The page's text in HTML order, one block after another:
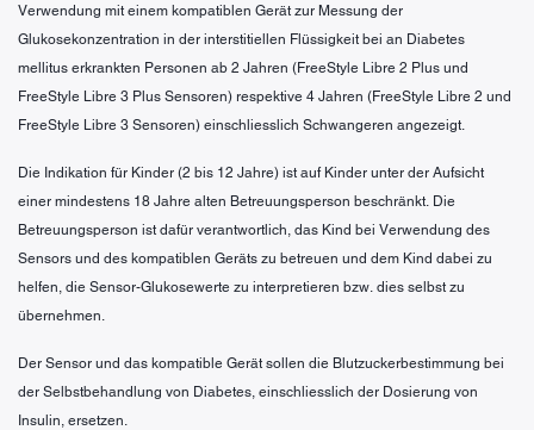
Verwendung mit einem kompatiblen Gerät zur Messung der
Glukosekonzentration in der interstitiellen Flüssigkeit bei an Diabetes
mellitus erkrankten Personen ab 2 Jahren (FreeStyle Libre 2 Plus und
FreeStyle Libre 3 Plus Sensoren) respektive 4 Jahren (FreeStyle Libre 2 und
FreeStyle Libre 3 Sensoren) einschliesslich Schwangeren angezeigt.
Die Indikation für Kinder (2 bis 12 Jahre) ist auf Kinder unter der Aufsicht
einer mindestens 18 Jahre alten Betreuungsperson beschränkt. Die
Betreuungsperson ist dafür verantwortlich, das Kind bei Verwendung des
Sensors und des kompatiblen Geräts zu betreuen und dem Kind dabei zu
helfen, die Sensor-Glukosewerte zu interpretieren bzw. dies selbst zu
übernehmen.
Der Sensor und das kompatible Gerät sollen die Blutzuckerbestimmung bei
der Selbstbehandlung von Diabetes, einschliesslich der Dosierung von
Insulin, ersetzen.